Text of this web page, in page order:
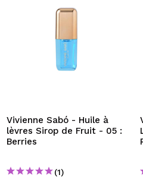
Vivienne Sabó - Huile à
lèvres Sirop de Fruit - 05 :
Berries
(1)